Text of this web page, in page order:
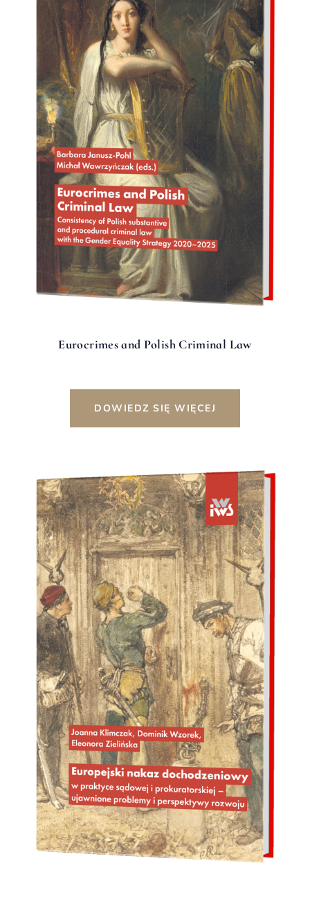
Eurocrimes and Polish Criminal Law
DOWIEDZ SIĘ WIĘCEJ